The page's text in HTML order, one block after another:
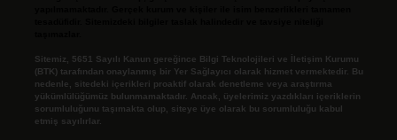
Sitemiz, 5651 Sayılı Kanun gereğince Bilgi Teknolojileri ve İletişim Kurumu
(BTK) tarafından onaylanmış bir Yer Sağlayıcı olarak hizmet vermektedir. Bu
nedenle, sitedeki içerikleri proaktif olarak denetleme veya araştırma
yükümlülüğümüz bulunmamaktadır. Ancak, üyelerimiz yazdıkları içeriklerin
sorumluluğunu taşımakta olup, siteye üye olarak bu sorumluluğu kabul
etmiş sayılırlar.